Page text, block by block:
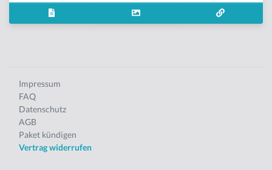
Impressum
FAQ
Datenschutz
AGB
Paket kündigen
Vertrag widerrufen